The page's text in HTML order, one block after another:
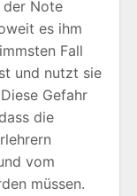
der Note
es ihm
Fall
und nutzt sie
Gefahr
die
vom
müssen.